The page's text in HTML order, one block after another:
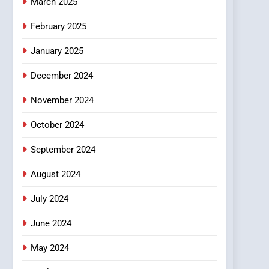
February 2025
January 2025
December 2024
November 2024
October 2024
September 2024
August 2024
July 2024
June 2024
May 2024